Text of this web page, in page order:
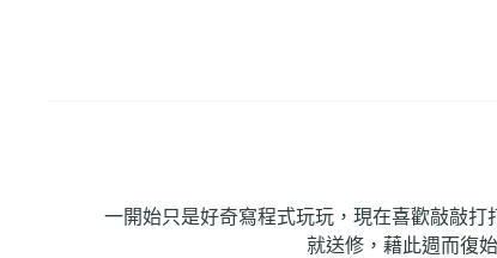
一開始只是好奇寫程式玩玩，現在喜歡敲敲
就送修，藉此週而復